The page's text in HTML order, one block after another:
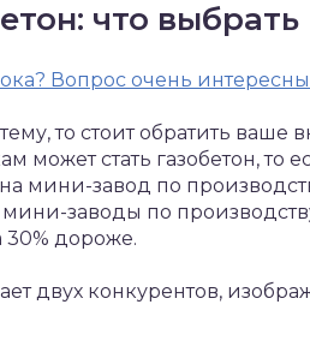
что выбрать
Вопрос очень
то стоит обратить ваше
может стать газобетон, то
мини-завод по
заводы по
30% дороже.
двух конкурентов,